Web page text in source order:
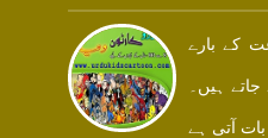
کے بارے
جاتے ہیں۔
آتی ہے